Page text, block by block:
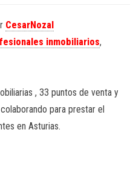
CesarNozal
inmobiliarios,
, 33 puntos de venta y
para prestar el
en Asturias.